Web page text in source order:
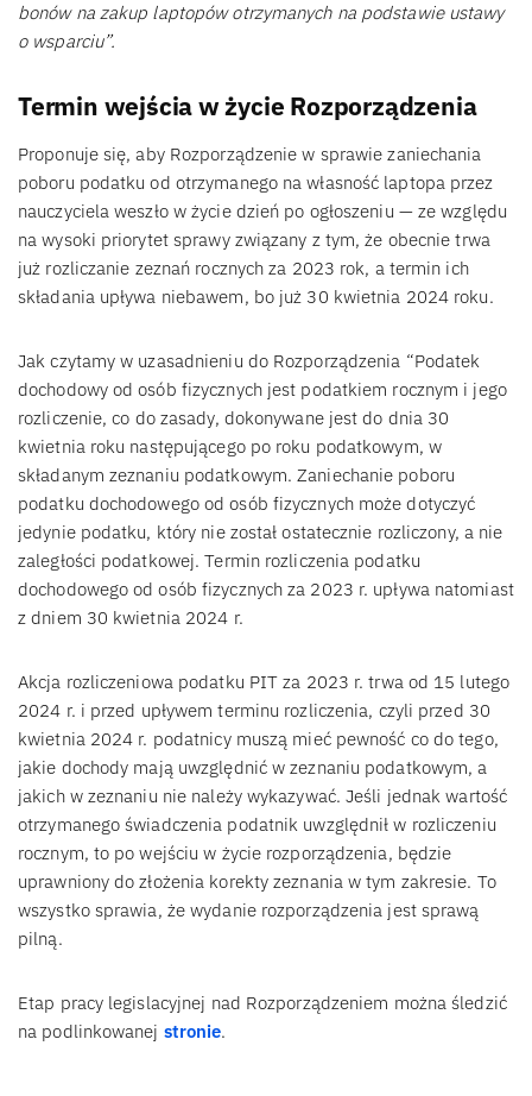
bonów na zakup laptopów otrzymanych na podstawie ustawy
o wsparciu”.
Termin wejścia w życie Rozporządzenia
Proponuje się, aby Rozporządzenie w sprawie zaniechania
poboru podatku od otrzymanego na własność laptopa przez
nauczyciela weszło w życie dzień po ogłoszeniu — ze względu
na wysoki priorytet sprawy związany z tym, że obecnie trwa
już rozliczanie zeznań rocznych za 2023 rok, a termin ich
składania upływa niebawem, bo już 30 kwietnia 2024 roku.
Jak czytamy w uzasadnieniu do Rozporządzenia “Podatek
dochodowy od osób fizycznych jest podatkiem rocznym i jego
rozliczenie, co do zasady, dokonywane jest do dnia 30
kwietnia roku następującego po roku podatkowym, w
składanym zeznaniu podatkowym. Zaniechanie poboru
podatku dochodowego od osób fizycznych może dotyczyć
jedynie podatku, który nie został ostatecznie rozliczony, a nie
zaległości podatkowej. Termin rozliczenia podatku
dochodowego od osób fizycznych za 2023 r. upływa natomiast
z dniem 30 kwietnia 2024 r.
Akcja rozliczeniowa podatku PIT za 2023 r. trwa od 15 lutego
2024 r. i przed upływem terminu rozliczenia, czyli przed 30
kwietnia 2024 r. podatnicy muszą mieć pewność co do tego,
jakie dochody mają uwzględnić w zeznaniu podatkowym, a
jakich w zeznaniu nie należy wykazywać. Jeśli jednak wartość
otrzymanego świadczenia podatnik uwzględnił w rozliczeniu
rocznym, to po wejściu w życie rozporządzenia, będzie
uprawniony do złożenia korekty zeznania w tym zakresie. To
wszystko sprawia, że wydanie rozporządzenia jest sprawą
pilną.
Etap pracy legislacyjnej nad Rozporządzeniem można śledzić
na podlinkowanej stronie.